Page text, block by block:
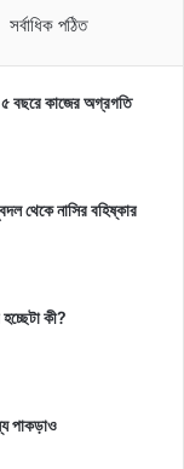
সর্বাধিক পঠিত
৫ বছরে কাজের অগ্রগতি
থেকে নাসির বহিষ্কার
কী?
পাকড়াও